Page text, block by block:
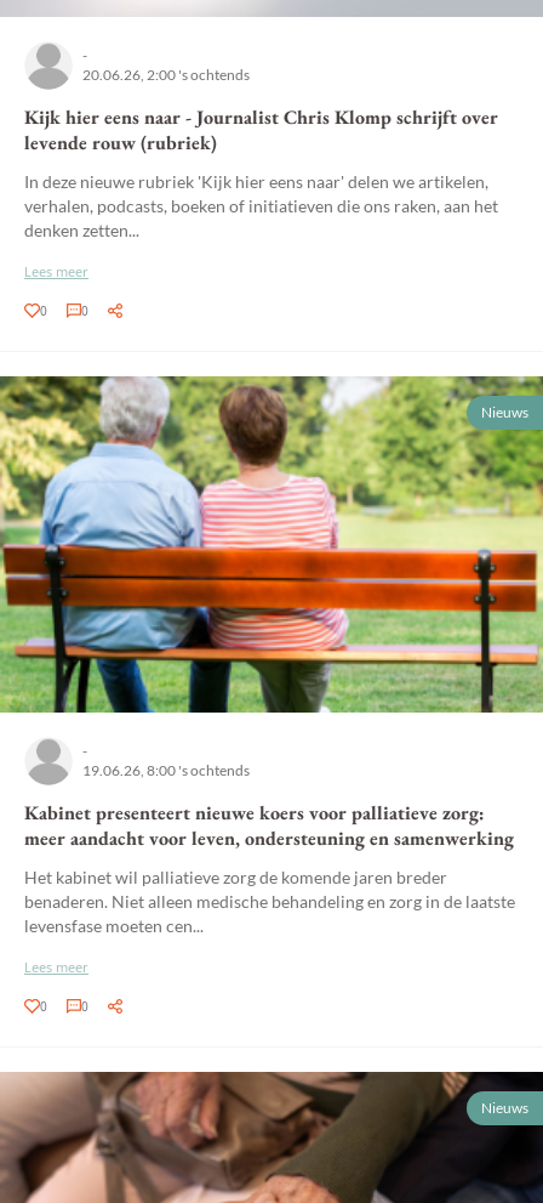
-
20.06.26, 2:00 's ochtends
Kijk hier eens naar - Journalist Chris Klomp schrijft over
levende rouw (rubriek)
In deze nieuwe rubriek 'Kijk hier eens naar' delen we artikelen,
verhalen, podcasts, boeken of initiatieven die ons raken, aan het
denken zetten...
Lees meer
0 0
Nieuws
-
19.06.26, 8:00 's ochtends
Kabinet presenteert nieuwe koers voor palliatieve zorg:
meer aandacht voor leven, ondersteuning en samenwerking
Het kabinet wil palliatieve zorg de komende jaren breder
benaderen. Niet alleen medische behandeling en zorg in de laatste
levensfase moeten cen...
Lees meer
0 0
Nieuws